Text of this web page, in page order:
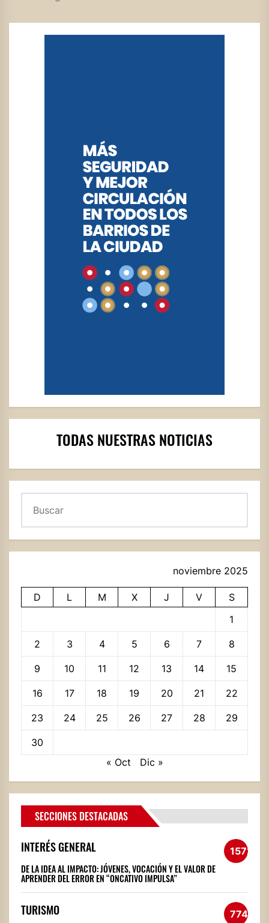
ENTRADAS
TODAS NUESTRAS NOTICIAS
noviembre 2025
D L M X J V
S
1
2 3 4 5 6 7 8
9 10 11 12 13 14 15
16 17 18 19 20 21 22
23 24 25 26 27 28 29
30
« Oct
Dic »
SECCIONES DESTACADAS
INTERÉS GENERAL 1572
DE LA IDEA AL IMPACTO: JÓVENES, VOCACIÓN Y EL VALOR DE
APRENDER DEL ERROR EN “ONCATIVO IMPULSA”
TURISMO 774